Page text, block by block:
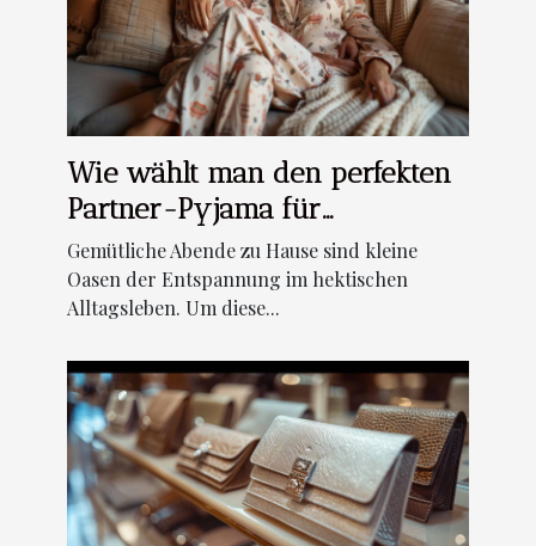
Wie wählt man den perfekten
Partner-Pyjama für
gemütliche Abende aus?
Gemütliche Abende zu Hause sind kleine
Oasen der Entspannung im hektischen
Alltagsleben. Um diese...